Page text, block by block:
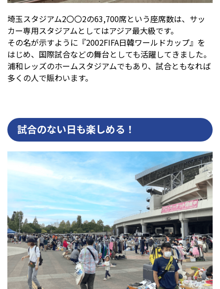
埼玉スタジアム2〇〇2の63,700席という座席数は、サッ
カー専用スタジアムとしてはアジア最大級です。
その名が示すように『2002FIFA日韓ワールドカップ』を
はじめ、国際試合などの舞台としても活躍してきました。
浦和レッズのホームスタジアムでもあり、試合ともなれば
多くの人で賑わいます。
試合のない日も楽しめる！